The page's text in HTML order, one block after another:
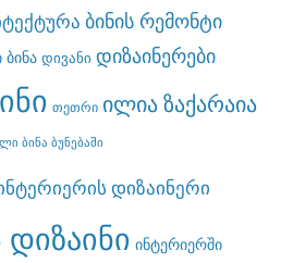
ბინის რემონტი
დივანი დიზაინერები
თეთრი ილია ზაქარაია
ბინა ბუნებაში
დიზაინერი
ინტერიერში